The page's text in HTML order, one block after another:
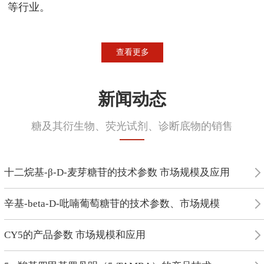
等行业。
查看更多
新闻动态
糖及其衍生物、荧光试剂、诊断底物的销售
十二烷基-β-D-麦芽糖苷的技术参数 市场规模及应用
辛基-beta-D-吡喃葡萄糖苷的技术参数、市场规模
CY5的产品参数 市场规模和应用